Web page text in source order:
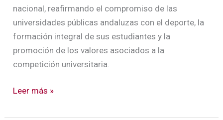
nacional, reafirmando el compromiso de las
universidades públicas andaluzas con el deporte, la
formación integral de sus estudiantes y la
promoción de los valores asociados a la
competición universitaria.
Leer más »